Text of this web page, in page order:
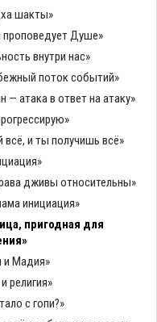
шакты»
Душе»
внутри нас»
поток событий»
— атака в ответ на атаку»
всё, и ты получишь всё»
дживы относительны»
инициация»
пригодная для
и Мадия»
религия»
с гопи?»